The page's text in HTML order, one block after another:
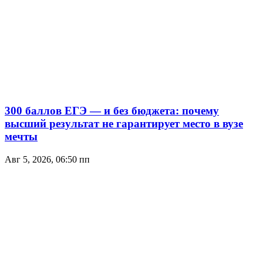
300 баллов ЕГЭ — и без бюджета: почему
высший результат не гарантирует место в вузе
мечты
Авг 5, 2026, 06:50 пп